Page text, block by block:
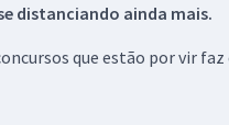
distanciando ainda mais.
que estão por vir faz